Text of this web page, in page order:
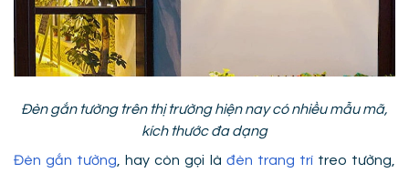
Đèn gắn tường trên thị trường hiện nay có nhiều mẫu mã,
kích thước đa dạng
Đèn gắn tường , hay còn gọi là đèn trang trítreo tường,